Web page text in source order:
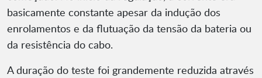
basicamente constante apesar da indução dos
enrolamentos e da flutuação da tensão da bateria ou
da resistência do cabo.
A duração do teste foi grandemente reduzida através